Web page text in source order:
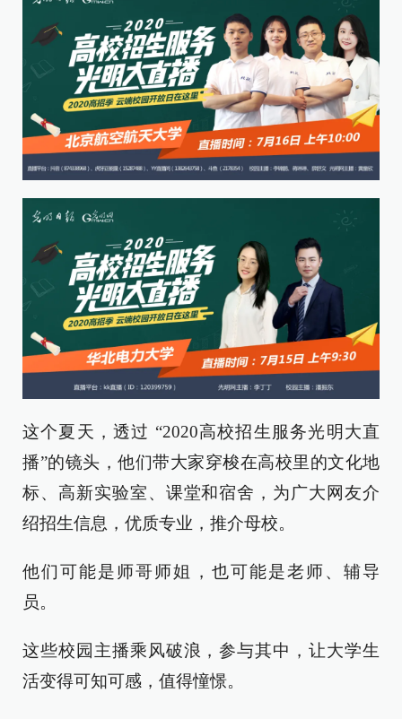
这个夏天，透过 “2020高校招生服务光明大直
播”的镜头，他们带大家穿梭在高校里的文化地
标、高新实验室、课堂和宿舍，为广大网友介
绍招生信息，优质专业，推介母校。
他们可能是师哥师姐，也可能是老师、辅导
员。
这些校园主播乘风破浪，参与其中，让大学生
活变得可知可感，值得憧憬。